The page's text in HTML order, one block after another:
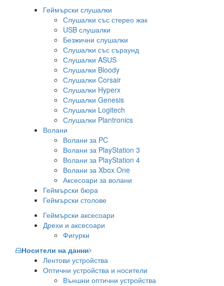
Геймърски слушалки
Слушалки със стерео жак
USB слушалки
Безжични слушалки
Слушалки със съраунд
Слушалки ASUS
Слушалки Bloody
Слушалки Corsair
Слушалки Hyperx
Слушалки Genesis
Слушалки Logitech
Слушалки Plantronics
Волани
Волани за PC
Волани за PlayStation 3
Волани за PlayStation 4
Волани за Xbox One
Аксесоари за волани
Геймърски бюра
Геймърски столове
Геймърски аксесоари
Дрехи и аксесоари
Фигурки
Носители на данни
Лентови устройства
Оптични устройства и носители
Външни оптични устройства